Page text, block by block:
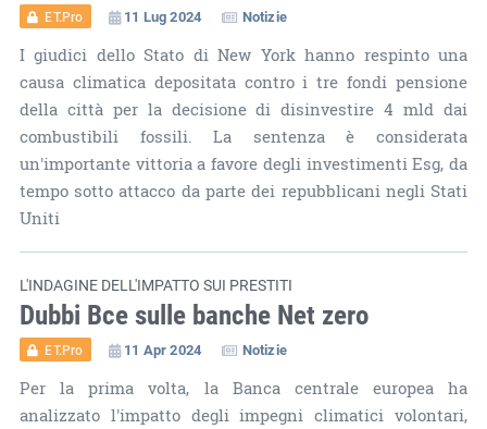
ET.Pro 11 Lug 2024 Notizie
I giudici dello Stato di New York hanno respinto una
causa climatica depositata contro i tre fondi pensione
della città per la decisione di disinvestire 4 mld dai
combustibili fossili. La sentenza è considerata
un'importante vittoria a favore degli investimenti Esg, da
tempo sotto attacco da parte dei repubblicani negli Stati
Uniti
L'INDAGINE DELL'IMPATTO SUI PRESTITI
Dubbi Bce sulle banche Net zero
ET.Pro 11 Apr 2024 Notizie
Per la prima volta, la Banca centrale europea ha
analizzato l'impatto degli impegni climatici volontari,